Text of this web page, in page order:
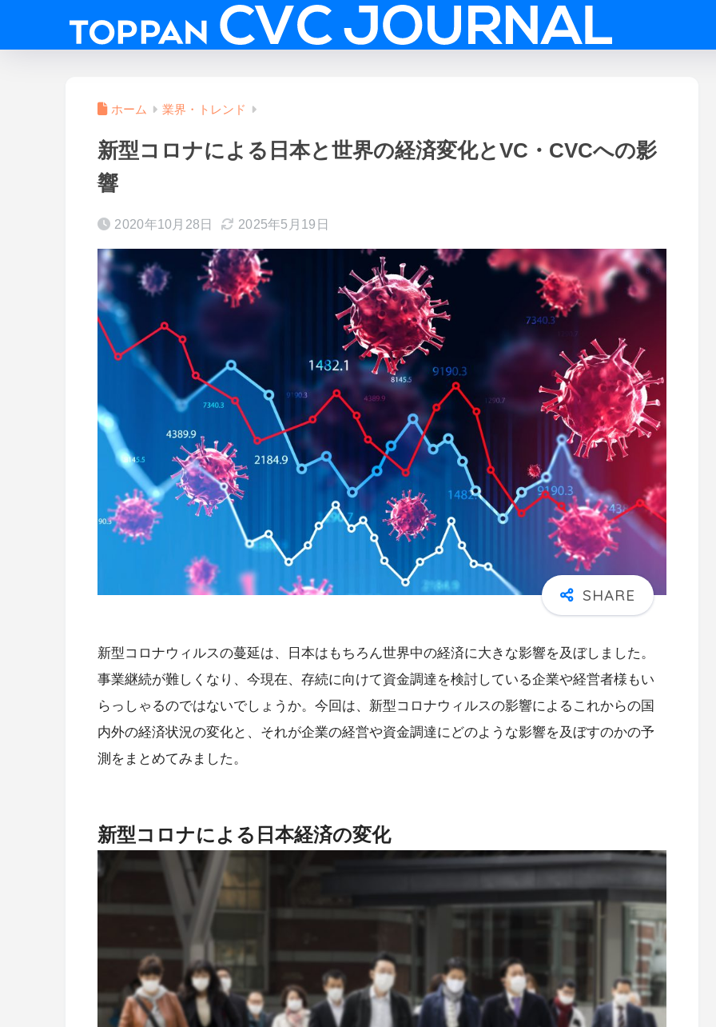
ホーム 業界・トレンド
新型コロナによる日本と世界の経済変化とVC・CVCへの影
響
2020年10月28日 2025年5月19日
新型コロナウィルスの蔓延は、日本はもちろん世界中の経済に大きな影響を及ぼしました。
事業継続が難しくなり、今現在、存続に向けて資金調達を検討している企業や経営者様もい
らっしゃるのではないでしょうか。今回は、新型コロナウィルスの影響によるこれからの国
内外の経済状況の変化と、それが企業の経営や資金調達にどのような影響を及ぼすのかの予
測をまとめてみました。
新型コロナによる日本経済の変化